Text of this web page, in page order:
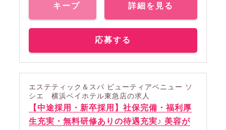
キープ 詳細を見る
応募する
エステティック＆スパ ビューティアベニュー ソ
シエ 横浜ベイホテル東急店の求人
【中途採用・新卒採用】社保完備・福利厚
生充実・無料研修ありの待遇充実♪ 美容が